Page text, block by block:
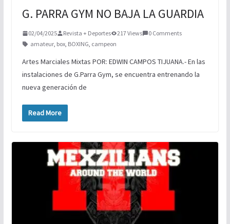
G. PARRA GYM NO BAJA LA GUARDIA
02/04/2025 Revista + Deportes 217 Views
0 Comments
amateur, box, BOXING, campeon
Artes Marciales Mixtas POR: EDWIN CAMPOS TIJUANA.- En las
instalaciones de G.Parra Gym, se encuentra entrenando la
nueva generación de
Read More